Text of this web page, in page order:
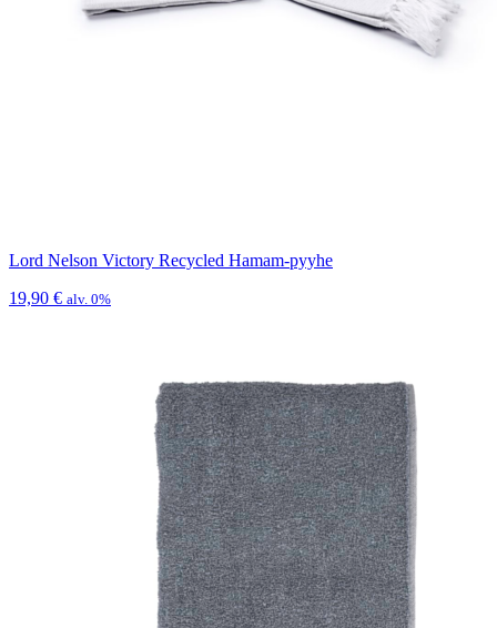
Lord Nelson Victory Recycled Hamam-pyyhe
19,90 € alv. 0%